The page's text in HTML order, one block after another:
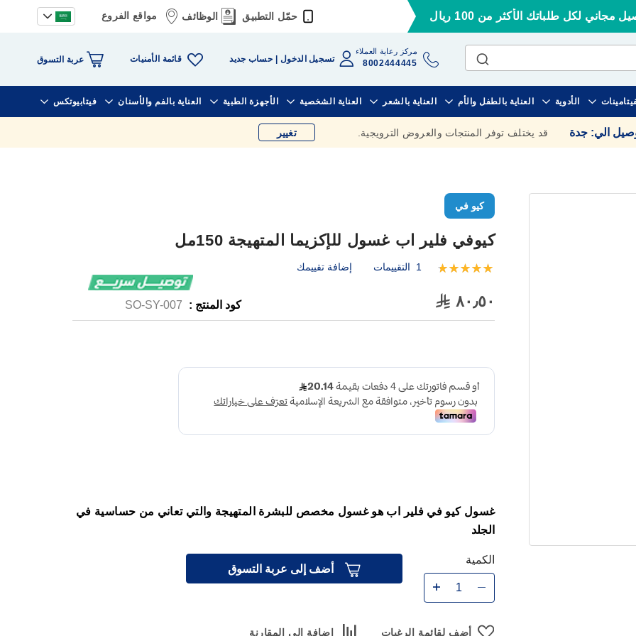
مجاني لكل طلباتك الأكثر من 100 ريال حمّل التطبيق الوظائف مواقع الفروع
مركز رعاية العملاء
8002444445 تسجيل الدخول حساب جديد قائمة الأمنيات عربة التسوق
الأدوية العناية بالطفل والأم العناية بالشعر العناية الشخصية الأجهزة الطبية العناية بالفم والأسنان فيتابيوتكس
الي: جدة قد يختلف توفر المنتجات والعروض الترويجية. تغيير
كيو في
كيوفي فلير اب غسول للإكزيما المتهيجة 150مل
تقييم:
1 التقييمات إضافة تقييمك
٨٠٫٥٠ كود المنتج : SO-SY-007
غسول كيو في فلير اب هو غسول مخصص للبشرة المتهيجة والتي تعاني من حساسية في
الجلد
الكمية
أضف إلى عربة التسوق
أضف لقائمة الرغبات إضافة إلى المقارنة